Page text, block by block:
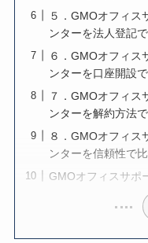
５．GMOオフィス
ンターを法人登記で
６．GMOオフィス
ンターを口座開設で
７．GMOオフィス
ンターを解約方法で
８．GMOオフィス
ンターを信頼性で比
GMOオフィスサポ